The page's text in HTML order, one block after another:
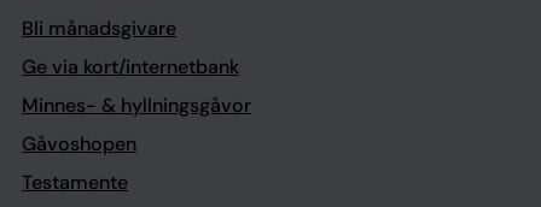
Bli månadsgivare
Ge via kort/internetbank
Minnes- & hyllningsgåvor
Gåvoshopen
Testamente